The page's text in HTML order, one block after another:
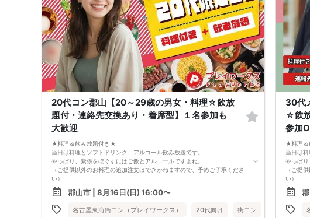
判断人数を下回った場合、一切返金などの保証はいたしませんのでご了承
ください。
4. イベントページ内の「お申し込み状況」等はキャンセルなどで当日の参
加人数、男女比率と異なる可能性がございます。
5. 当日は店舗の外ではなく店舗内で受付いたします。店内に入り店員に
「街コンで来た」旨をお伝えください。
6. お釣りの用意はございませんので、出ないようにご準備お願いします。
7. 当日は年齢確認のできる身分証をお持ちください。イベントの対象年齢
でないことが発覚した場合、参加費を全額徴収し返金はいたしかねます。
8. 15分以上の遅刻はキャンセルとみなす可能性があります。
9. 当日受付にお越しになってからのキャンセル、途中キャンセルは出来ま
せん。
10. イベント中止に伴うユーザーへの返金額は、チケット代金となり、交
通費、宿泊費、通信費等の返金は行いません。
11. 領収書の発行はいたしかねます。
す。8/9(日)30代メインコン郡山
20代コン郡山【20～29歳の男女・料理☆飲放
題付・連絡先交換あり・着席型】１名参加も
大歓迎
★料理＆飲み放題付き★
当日は料理とソフトドリンク、アルコール飲み放題です。
やっぱり、緊張をほぐすにはご飯とアルコールですよね。
（ご提供以外のお料理の追加注文はできかねますので、予めご了承くださ
い）
★1名参加OK★
他の1名参加の方とペアになりますし、友達作りにも最適です。
基本的には２：２のグループトークとなります。
（１：１でのトークはございませんので、予めご了承ください）
郡山市 | 8月16日(日) 16:00〜
名古屋東海街コン（プレイワークス） 20代向け 街コン 食事あり
30代
☆飲
参加
★料理＆
当日は
やっぱり
（ご提
い）
★1名参
他の1名
基本的
（１：